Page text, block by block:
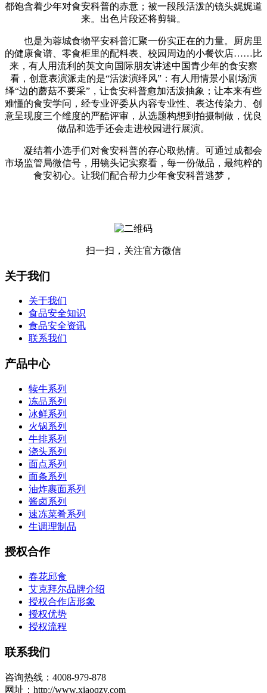
都饱含着少年对食安科普的赤意；被一段段活泼的镜头娓娓道
来。出色片段还将剪辑。
也是为蓉城食物平安科普汇聚一份实正在的力量。厨房里
的健康食谱、零食柜里的配料表、校园周边的小餐饮店……比
来，有人用流利的英文向国际朋友讲述中国青少年的食安察
看，创意表演派走的是“活泼演绎风”：有人用情景小剧场演
绎“边的蘑菇不要采”，让食安科普愈加活泼抽象；让本来有些
难懂的食安学问，经专业评委从内容专业性、表达传染力、创
意呈现度三个维度的严酷评审，从选题构想到拍摄制做，优良
做品和选手还会走进校园进行展演。
凝结着小选手们对食安科普的存心取热情。可通过成都会
市场监管局微信号，用镜头记实察看，每一份做品，最纯粹的
食安初心。让我们配合帮力少年食安科普逃梦，
扫一扫，关注官方微信
关于我们
关于我们
食品安全知识
食品安全资讯
联系我们
产品中心
犊牛系列
冻品系列
冰鲜系列
火锅系列
牛排系列
浇头系列
面点系列
面条系列
油炸裹面系列
酱卤系列
速冻菜肴系列
生调理制品
授权合作
春花邱食
艾克拜尔品牌介绍
授权合作店形象
授权优势
授权流程
联系我们
咨询热线：4008-979-878
网址：http://www.xiaoqzy.com